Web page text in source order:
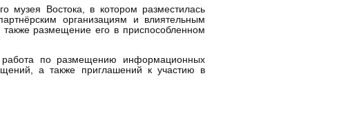
музея Востока, в котором разместилась
организациям и влиятельным
размещение его в приспособленном
работа по размещению информационных
а также приглашений к участию в